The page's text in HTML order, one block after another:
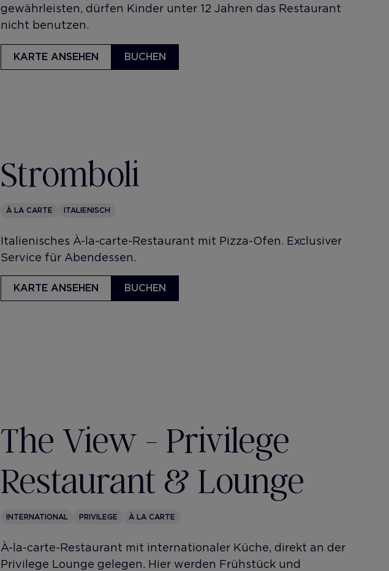
gewährleisten, dürfen Kinder unter 12 Jahren das Restaurant
nicht benutzen.
KARTE ANSEHEN BUCHEN
Stromboli
À LA CARTE ITALIENISCH
​Italienisches À-la-carte-Restaurant mit Pizza-Ofen. Exclusiver
Service für Abendessen.
KARTE ANSEHEN BUCHEN
The View - Privilege
Restaurant & Lounge
INTERNATIONAL PRIVILEGE À LA CARTE
À-la-carte-Restaurant mit internationaler Küche, direkt an der
Privilege Lounge gelegen. Hier werden Frühstück und